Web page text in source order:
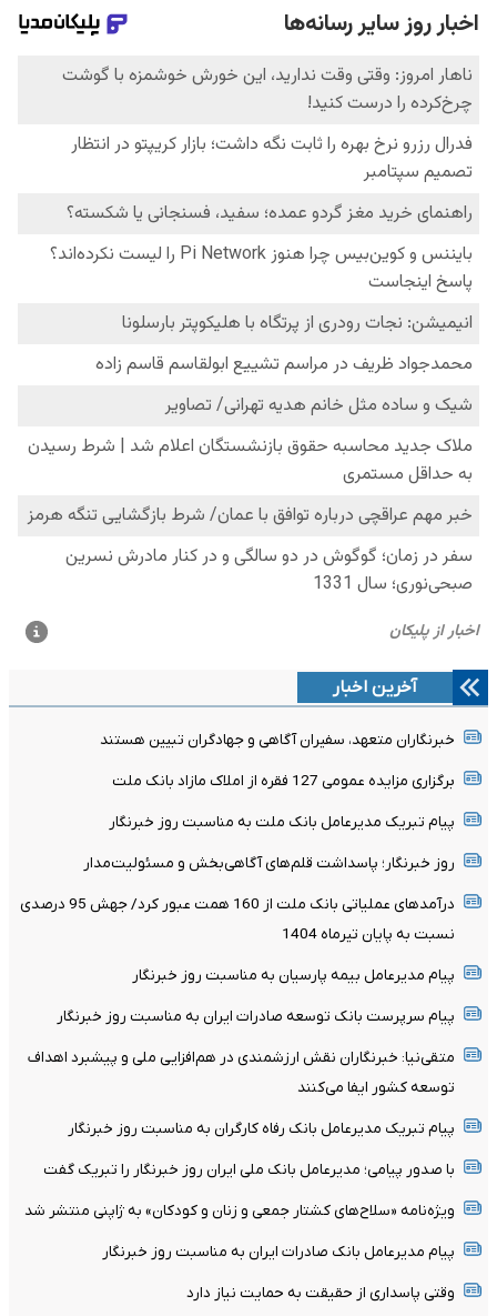
آخرین اخبار
خبرنگاران متعهد، سفیران آگاهی و جهادگران تبیین هستند
برگزاری مزایده عمومی 127 فقره از املاک مازاد بانک ملت
پیام تبریک مدیرعامل بانک ملت به مناسبت روز خبرنگار
روز خبرنگار؛ پاسداشت قلم‌های آگاهی‌بخش و مسئولیت‌مدار
درآمدهای عملیاتی بانک ملت از 160 همت عبور کرد/ جهش 95 درصدی
نسبت به پایان تیرماه 1404
پیام مدیرعامل بیمه پارسیان به مناسبت روز خبرنگار
پیام سرپرست بانک توسعه صادرات ایران به مناسبت روز خبرنگار
متقی‌نیا: خبرنگاران نقش ارزشمندی در هم‌افزایی ملی و پیشبرد اهداف
توسعه کشور ایفا می‌کنند
پیام تبریک مدیرعامل بانک رفاه کارگران به مناسبت روز خبرنگار
با صدور پیامی؛ مدیرعامل بانک ملی ایران روز خبرنگار را تبریک گفت
ویژه‌نامه «سلاح‌های کشتار جمعی و زنان و کودکان» به ژاپنی منتشر شد
پیام مدیرعامل بانک صادرات ایران به مناسبت روز خبرنگار
وقتی پاسداری از حقیقت به حمایت نیاز دارد